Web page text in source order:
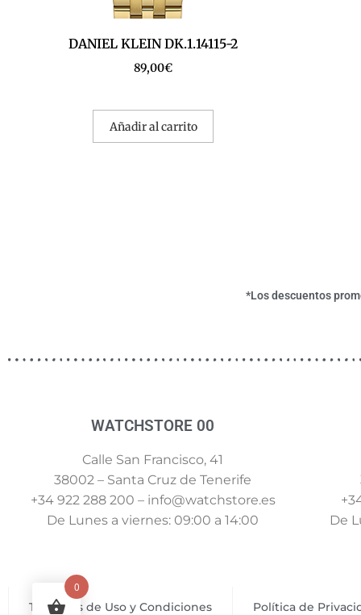
DANIEL KLEIN DK.1.14115-2
89,00€
Añadir al carrito
*Los descuentos
WATCHSTORE 00
Calle San Francisco, 41
38002 – Santa Cruz de Tenerife
+34 922 288 200 – info@watchstore.es
De Lunes a viernes: 09:00 a 14:00
De
Términos de Uso y Condiciones Política de
0